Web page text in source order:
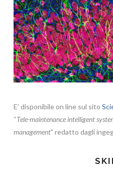
E’ disponibile on line sul sito
“Tele-maintenance intelligent
management” redatto dagli